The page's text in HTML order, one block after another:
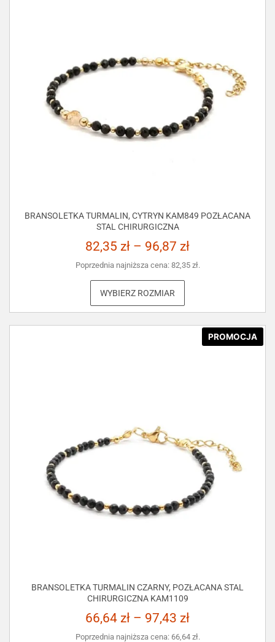
BRANSOLETKA TURMALIN, CYTRYN KAM849 POZŁACANA
STAL CHIRURGICZNA
82,35 zł – 96,87 zł
Poprzednia najniższa cena: 82,35 zł.
WYBIERZ ROZMIAR
PROMOCJA
BRANSOLETKA TURMALIN CZARNY, POZŁACANA STAL
CHIRURGICZNA KAM1109
66,64 zł – 97,43 zł
Poprzednia najniższa cena: 66,64 zł.